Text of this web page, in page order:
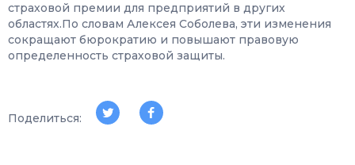
страховой премии для предприятий в других
областях.По словам Алексея Соболева, эти изменения
сокращают бюрократию и повышают правовую
определенность страховой защиты.
Поделиться: